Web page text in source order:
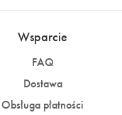
Wsparcie
FAQ
Dostawa
Obsługa płatności